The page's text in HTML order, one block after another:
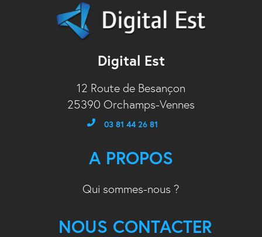
Digital Est
12 Route de Besançon
25390 Orchamps-Vennes
03 81 44 26 81
A PROPOS
Qui sommes-nous ?
NOUS CONTACTER